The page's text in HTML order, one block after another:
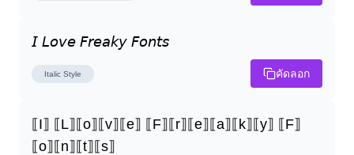
𝘐 𝘓𝘰𝘷𝘦 𝘍𝘳𝘦𝘢𝘬𝘺 𝘍𝘰𝘯𝘵𝘴
Italic Style คัดลอก
⟦I⟧ ⟦L⟧⟦o⟧⟦v⟧⟦e⟧ ⟦F⟧⟦r⟧⟦e⟧⟦a⟧⟦k⟧⟦y⟧ ⟦F⟧
⟦o⟧⟦n⟧⟦t⟧⟦s⟧